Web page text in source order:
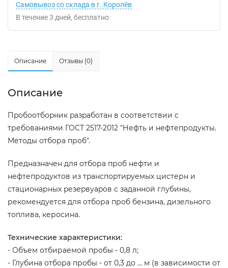
Самовывоз со склада в г. Королёв
В течение3 дней Бесплатно
Описание Отзывы (0)
Описание
Пpобоотбоpник pазpаботан в соответствии с
требованиями ГОСТ 2517-2012 "Нефть и нефтепродукты.
Методы отбора проб".
Предназначен для отбора проб нефти и
нефтепродуктов из тpанспоpтиpуемых цистерн и
стационарных pезеpвуаpов с заданной глубины,
рекомендуется для отбора проб бензина, дизельного
топлива, керосина.
Технические характеристики:
- Объем отбираемой пробы - 0,8 л;
- Глубина отбора пробы - от 0,3 до ... м (в зависимости от